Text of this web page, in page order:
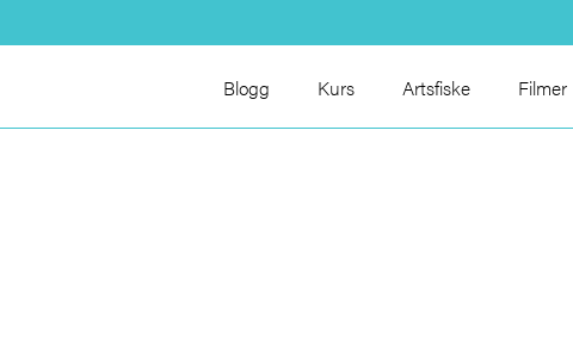
Blogg Kurs Artsfiske Filmer